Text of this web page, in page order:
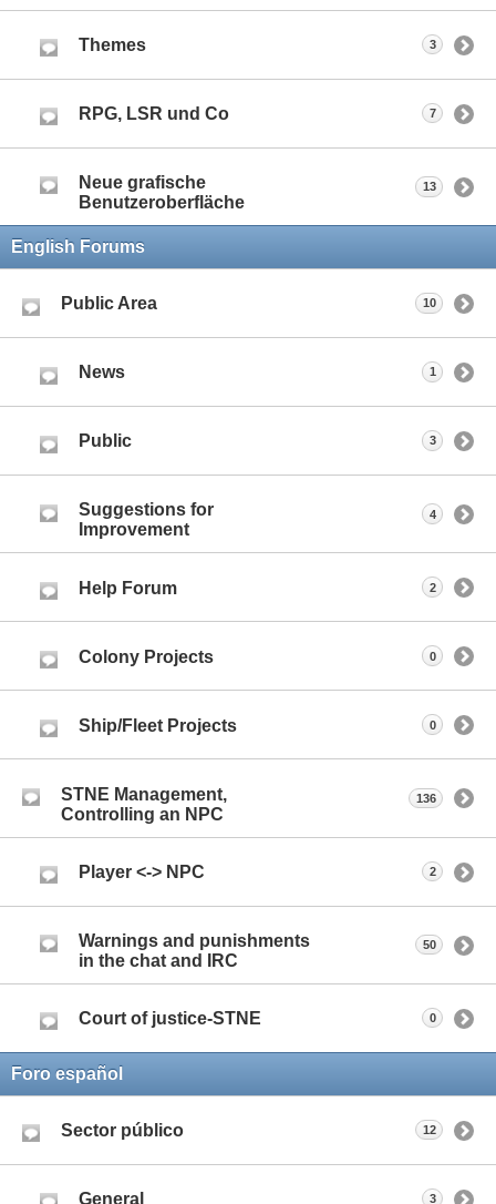
Themes 3
RPG, LSR und Co 7
Neue grafische
Benutzeroberfläche
13
English Forums
Public Area 10
News 1
Public 3
Suggestions for
Improvement
4
Help Forum 2
Colony Projects 0
Ship/Fleet Projects 0
STNE Management,
Controlling an NPC
136
Player <-> NPC 2
Warnings and punishments
in the chat and IRC
50
Court of justice-STNE 0
Foro español
Sector público 12
General 3